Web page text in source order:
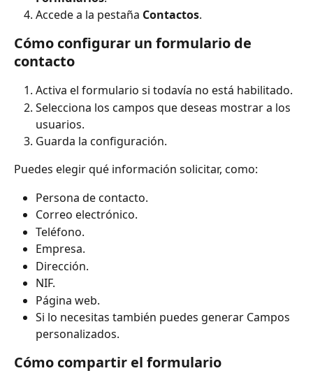
Accede a la pestaña Contactos.
Cómo configurar un formulario de
contacto
Activa el formulario si todavía no está habilitado.
Selecciona los campos que deseas mostrar a los
usuarios.
Guarda la configuración.
Puedes elegir qué información solicitar, como:
Persona de contacto.
Correo electrónico.
Teléfono.
Empresa.
Dirección.
NIF.
Página web.
Si lo necesitas también puedes generar Campos
personalizados.
Cómo compartir el formulario